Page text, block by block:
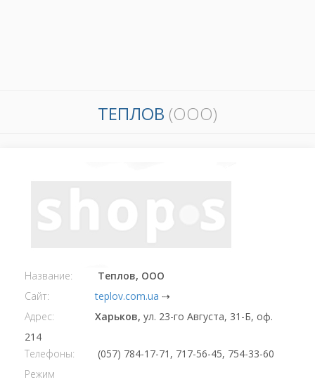
ТЕПЛОВ (ООО)
Название:
Теплов, ООО
Сайт:
teplov.com.ua ⇢
Адрес:
Харьков, ул. 23-го Августа, 31-Б, оф.
214
Телефоны:
(057) 784-17-71, 717-56-45, 754-33-60
Режим